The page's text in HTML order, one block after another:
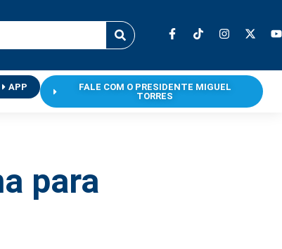
APP
FALE COM O PRESIDENTE MIGUEL
TORRES
para